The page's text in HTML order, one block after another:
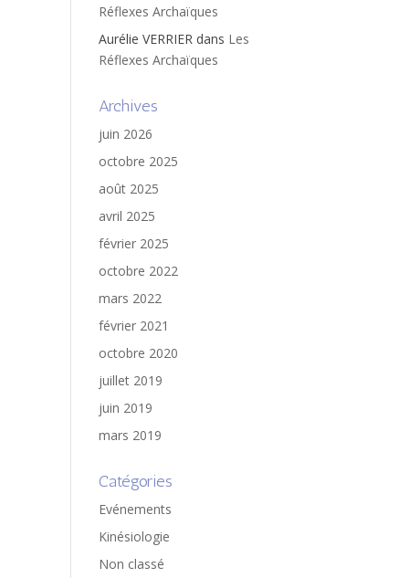
Réflexes Archaïques
Aurélie VERRIER dans Les
Réflexes Archaïques
Archives
juin 2026
octobre 2025
août 2025
avril 2025
février 2025
octobre 2022
mars 2022
février 2021
octobre 2020
juillet 2019
juin 2019
mars 2019
Catégories
Evénements
Kinésiologie
Non classé